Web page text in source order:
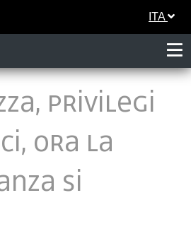
ITA
privilegi
ora la
si